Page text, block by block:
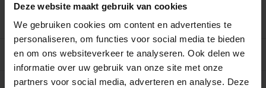
Deze website maakt gebruik van cookies
We gebruiken cookies om content en advertenties te
personaliseren, om functies voor social media te bieden
en om ons websiteverkeer te analyseren. Ook delen we
informatie over uw gebruik van onze site met onze
partners voor social media, adverteren en analyse. Deze
Afhalen (in Rhenen) mogelijk
BESCHRIJVING